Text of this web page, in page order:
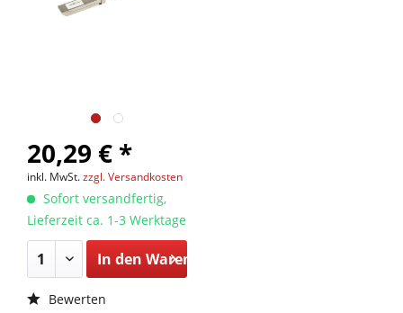
20,29 € *
inkl. MwSt.zzgl. Versandkosten
Sofort versandfertig,
Lieferzeit ca. 1-3 Werktage
In den Warenkorb
Bewerten